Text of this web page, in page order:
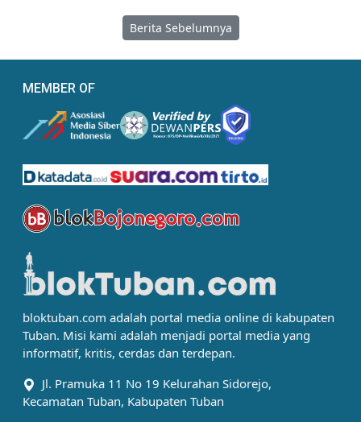
Berita Sebelumnya
MEMBER OF
bloktuban.com adalah portal media online di kabupaten
Tuban. Misi kami adalah menjadi portal media yang
informatif, kritis, cerdas dan terdepan.
Jl. Pramuka 11 No 19 Kelurahan Sidorejo,
Kecamatan Tuban, Kabupaten Tuban